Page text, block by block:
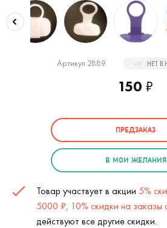
Артикул 2889 НЕТ
150 ₽
ПРЕДЗАКАЗ
В МОИ ЖЕЛАНИЯ
Товар участвует в акции 5%
5000 ₽, 10% скидки на заказы
действуют все другие скидки.